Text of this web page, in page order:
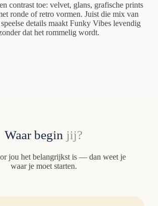
contrast toe: velvet, glans, grafische prints
ronde of retro vormen. Juist die mix van
details maakt Funky Vibes levendig
dat het rommelig wordt.
Waar begin jij?
jou het belangrijkst is — dan weet je
waar je moet starten.